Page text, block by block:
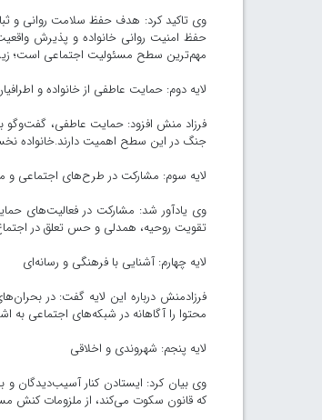
وی تاکید کرد: هدف حفظ سلامت روانی و
حفظ امنیت روانی خانواده و پذیرش
مهم‌ترین سطح مسئولیت اجتماعی است؛
لایه دوم: حمایت عاطفی از خانواده و
فرزاد منش افزود: حمایت عاطفی، گفت‌وگو
جنگ در این سطح اهمیت دارند.خانواده
لایه سوم: مشارکت در طرح‌های اجتماعی و
وی یادآور شد: مشارکت در فعالیت‌های
تقویت روحیه، همدلی و حس تعلق در
لایه چهارم: آشنایی با فرهنگی و رسانه‌ای
فرزادمنش درباره این لایه گفت: در
محتوا را آگاهانه در شبکه‌های اجتماعی به
لایه پنجم: شهروندی و اخلاقی
وی بیان کرد: ایستادن کنار آسیب‌دیدگان و
که قانون سکوت می‌کند، از ملزومات کنش